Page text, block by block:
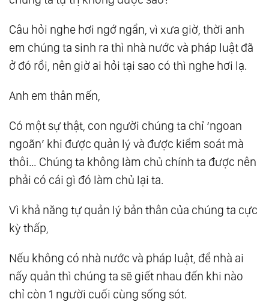
39. Tại Sao Chúng Ta Hay Bỏ Cuộc
40.Trái Tim Con Bé Quá !
41.Hạnh Phúc Giá Bao Nhiêu?
42.Làm Giàu Và Luật Chơi
44.Dọn Tâm
45.Ức Chế Tâm
46.Để Làm Gì?
47. Đối Đãi Ở Đời
48.Chọc Thủng Trời Cao
49.
Hãy Cho Mình Được Sống
50.
Trong ‘Tiền’ Có ‘Đạo’
Lựa Chọn Nào Cho Chúng Ta
52.Đức Độ
53.Lựa Chọn Hay Nỗ Lực? Nhiều Tiền Để
Làm Gì? Theo Đuổi Đam Mê?
Câu hỏi nghe hơi ngớ ngẩn, vì xưa giờ, thời anh
em chúng ta sinh ra thì nhà nước và pháp luật đã
ở đó rồi, nên giờ ai hỏi tại sao có thì nghe hơi lạ.
Anh em thân mến,
Có một sự thật, con người chúng ta chỉ ‘ngoan
ngoãn’ khi được quản lý và được kiểm soát mà
thôi… Chúng ta không làm chủ chính ta được nên
phải có cái gì đó làm chủ lại ta.
Vì khả năng tự quản lý bản thân của chúng ta cực
kỳ thấp,
Nếu không có nhà nước và pháp luật, để nhà ai
nấy quản thì chúng ta sẽ giết nhau đến khi nào
chỉ còn 1 người cuối cùng sống sót.